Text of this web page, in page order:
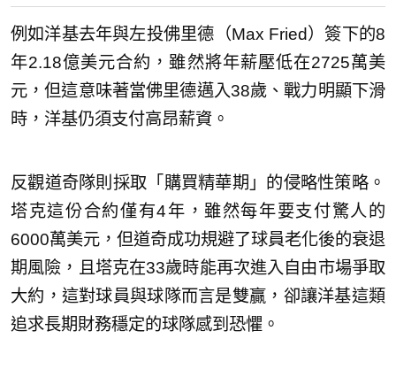
例如洋基去年與左投佛里德（Max Fried）簽下的8
年2.18億美元合約，雖然將年薪壓低在2725萬美
元，但這意味著當佛里德邁入38歲、戰力明顯下滑
時，洋基仍須支付高昂薪資。
反觀道奇隊則採取「購買精華期」的侵略性策略。
塔克這份合約僅有4年，雖然每年要支付驚人的
6000萬美元，但道奇成功規避了球員老化後的衰退
期風險，且塔克在33歲時能再次進入自由市場爭取
大約，這對球員與球隊而言是雙贏，卻讓洋基這類
追求長期財務穩定的球隊感到恐懼。